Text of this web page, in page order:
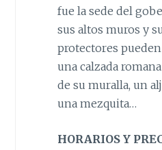
fue la sede del
sus altos muros y
protectores
una calzada
de su muralla, un
una mezquita…
HORARIOS Y